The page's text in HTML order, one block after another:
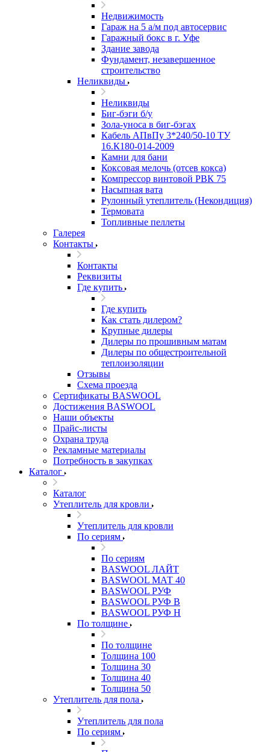
Недвижимость
Гараж на 5 а/м под автосервис
Гаражный бокс в г. Уфе
Здание завода
Фундамент, незавершенное
строительство
Неликвиды
Неликвиды
Биг-бэги б/у
Зола-уноса в биг-бэгах
Кабель АПвПу 3*240/50-10 ТУ
16.К180-014-2009
Камни для бани
Коксовая мелочь (отсев кокса)
Компрессор винтовой РВК 75
Насыпная вата
Рулонный утеплитель (Некондиция)
Термовата
Топливные пеллеты
Галерея
Контакты
Контакты
Реквизиты
Где купить
Где купить
Как стать дилером?
Крупные дилеры
Дилеры по прошивным матам
Дилеры по общестроительной
теплоизоляции
Отзывы
Схема проезда
Сертификаты BASWOOL
Достижения BASWOOL
Наши объекты
Прайс-листы
Охрана труда
Рекламные материалы
Потребность в закупках
Каталог
Каталог
Утеплитель для кровли
Утеплитель для кровли
По сериям
По сериям
BASWOOL ЛАЙТ
BASWOOL МАТ 40
BASWOOL РУФ
BASWOOL РУФ В
BASWOOL РУФ Н
По толщине
По толщине
Толщина 100
Толщина 30
Толщина 40
Толщина 50
Утеплитель для пола
Утеплитель для пола
По сериям